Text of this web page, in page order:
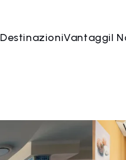
DestinazioniVantaggiI